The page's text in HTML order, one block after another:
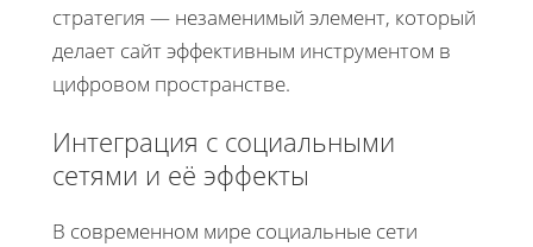
стратегия — незаменимый элемент, который
делает сайт эффективным инструментом в
цифровом пространстве.
Интеграция с социальными
сетями и её эффекты
В современном мире социальные сети